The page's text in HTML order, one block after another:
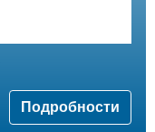
Подробности